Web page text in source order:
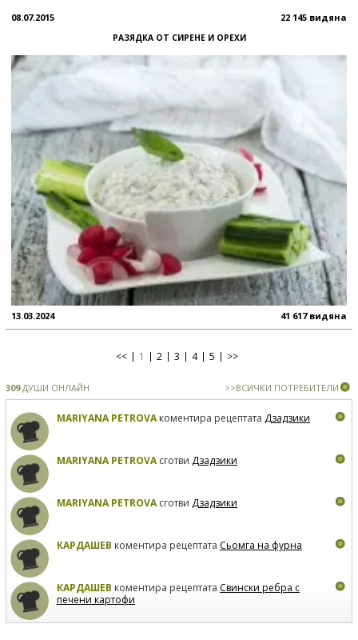
08.07.2015 22 145 видяна
РАЗЯДКА ОТ СИРЕНЕ И ОРЕХИ
13.03.2024 41 617 видяна
<< 1 2 3 4 5 >>
309ДУШИ ОНЛАЙН >>ВСИЧКИ ПОТРЕБИТЕЛИ
MARIYANA PETROVAкоментира рецептата Дзадзики
MARIYANA PETROVAсготви Дзадзики
MARIYANA PETROVAсготви Дзадзики
КАРДАШЕВ коментира рецептата Сьомга на фурна
КАРДАШЕВ коментира рецептата Свински ребра с
печени картофи